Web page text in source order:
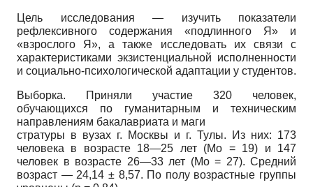
Цель исследования — изучить показатели
рефлексивного содержания «подлинного Я» и
«взрослого Я», а также исследовать их связи с
характеристиками экзистенциальной исполненности
и социально-психологической адаптации у студентов.
Выборка. Приняли участие 320 человек,
обучающихся по гуманитарным и техническим
направлениям бакалавриата и маги­
стратуры в вузах г. Москвы и г. Тулы. Из них: 173
человека в возрасте 18—25 лет (Мо = 19) и 147
человек в возрасте 26—33 лет (Мо = 27). Средний
возраст — 24,14 ± 8,57. По полу возрастные группы